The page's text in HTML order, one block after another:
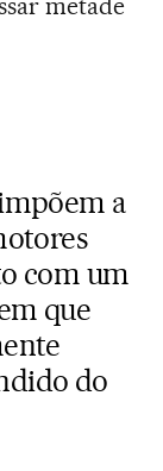
metade
a
com um
que
do